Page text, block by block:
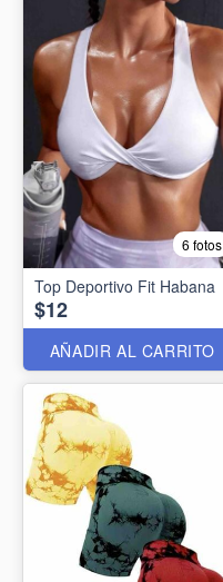
6 fotos
Top Deportivo Fit Habana
$12
AÑADIR AL CARRITO